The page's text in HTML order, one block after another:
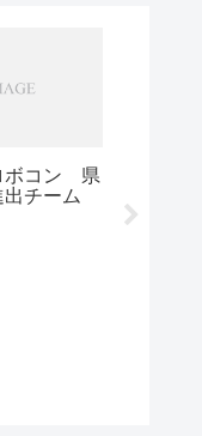
ボコン 県
チーム
テスト